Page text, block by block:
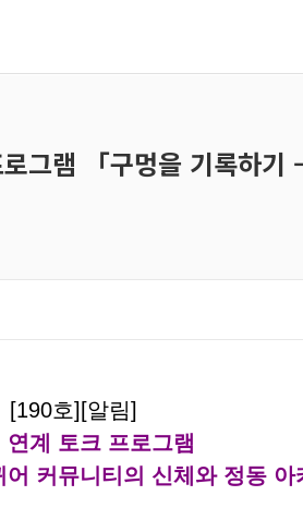
그램 「구멍을 기록하기
[190호][알림]
연계 토크 프로그램
커뮤니티의 신체와 정동 아